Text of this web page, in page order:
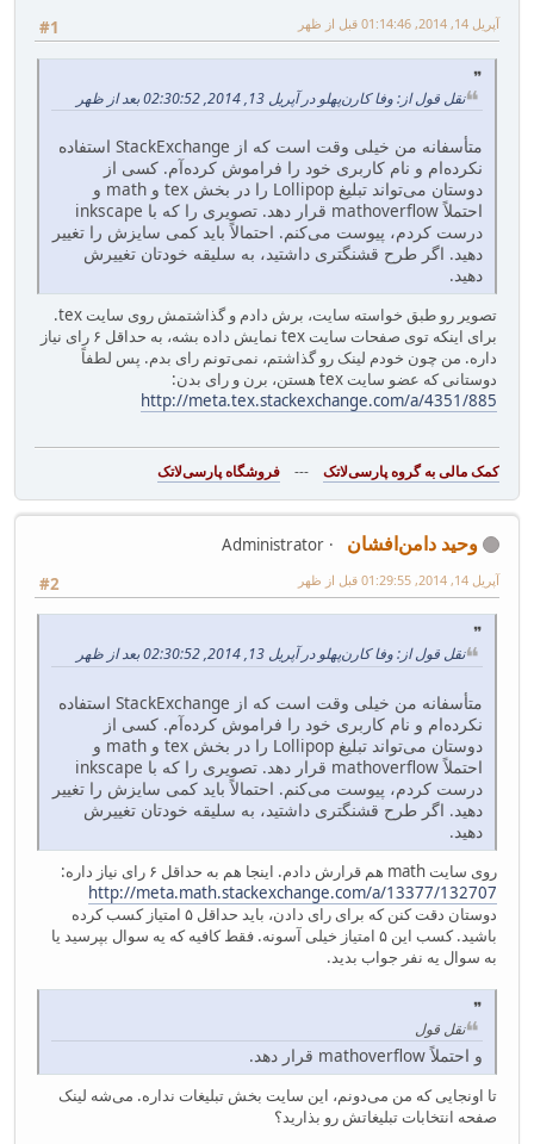
#1
آپریل 14, 2014, 01:14:46 قبل از ظهر
نقل قول از: وفا کارن‌پهلو در آپریل 13, 2014, 02:30:52 بعد از ظهر
متأسفانه من خیلی وقت است که از StackExchange استفاده
نکرده‌ام و نام کاربری خود را فراموش کرده‌آم. کسی از
دوستان می‌تواند تبلیغ Lollipop را در بخش tex و math و
احتملاً mathoverflow قرار دهد. تصویری را که با inkscape
درست کردم، پیوست می‌کنم. احتمالاً باید کمی سایزش را تغییر
دهید. اگر طرح قشنگتری داشتید، به سلیقه خودتان تغییرش
دهید.
تصویر رو طبق خواسته سایت، برش دادم و گذاشتمش روی سایت tex.
برای اینکه توی صفحات سایت tex نمایش داده بشه، به حداقل ۶ رای نیاز
داره. من چون خودم لینک رو گذاشتم، نمی‌تونم رای بدم. پس لطفاً
دوستانی که عضو سایت tex هستن، برن و رای بدن:
http://meta.tex.stackexchange.com/a/4351/885
--- فروشگاه پارسی‌لاتک‎
وحید دامن‌افشان
Administrator
#2
آپریل 14, 2014, 01:29:55 قبل از ظهر
نقل قول از: وفا کارن‌پهلو در آپریل 13, 2014, 02:30:52 بعد از ظهر
متأسفانه من خیلی وقت است که از StackExchange استفاده
نکرده‌ام و نام کاربری خود را فراموش کرده‌آم. کسی از
دوستان می‌تواند تبلیغ Lollipop را در بخش tex و math و
احتملاً mathoverflow قرار دهد. تصویری را که با inkscape
درست کردم، پیوست می‌کنم. احتمالاً باید کمی سایزش را تغییر
دهید. اگر طرح قشنگتری داشتید، به سلیقه خودتان تغییرش
دهید.
روی سایت math هم قرارش دادم. اینجا هم به حداقل ۶ رای نیاز داره:
http://meta.math.stackexchange.com/a/13377/132707
دوستان دقت کنن که برای رای دادن، باید حداقل ۵ امتیاز کسب کرده
باشید. کسب این ۵ امتیاز خیلی آسونه. فقط کافیه که یه سوال بپرسید یا
به سوال یه نفر جواب بدید.
نقل قول
و احتملاً mathoverflow قرار دهد.
تا اونجایی که من می‌دونم، این سایت بخش تبلیغات نداره. می‌شه لینک
صفحه انتخابات تبلیغاتش رو بذارید؟